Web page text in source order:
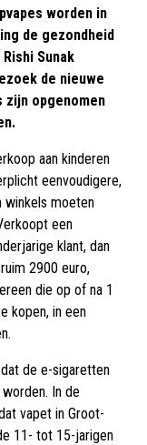
worden in
de gezondheid
Sunak
de nieuwe
opgenomen
aan kinderen
eenvoudigere,
winkels moeten
een
klant, dan
2900 euro,
die op of na 1
kopen, in een
de e-sigaretten
In de
vapet in Groot-
11- tot 15-jarigen